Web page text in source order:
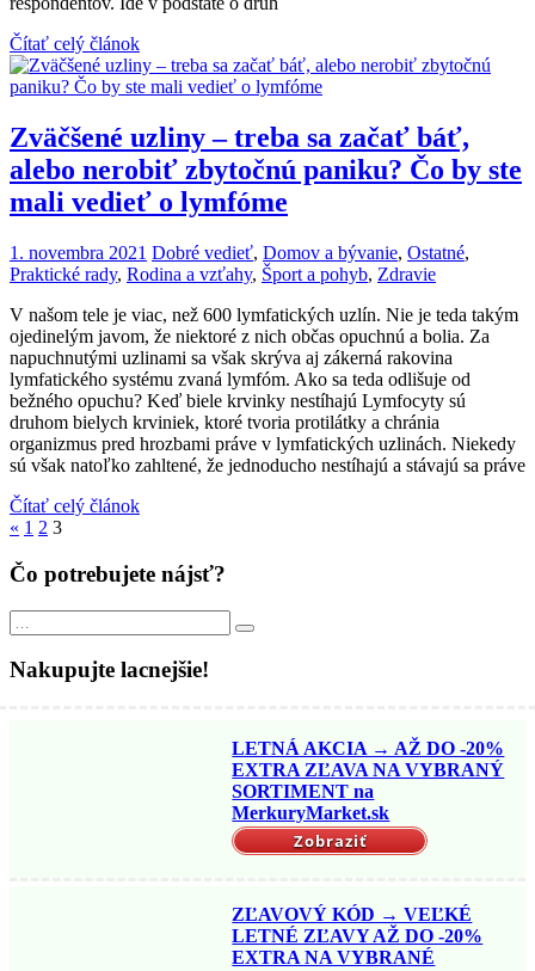
Čítať celý článok
Zväčšené uzliny – treba sa začať báť,
alebo nerobiť zbytočnú paniku? Čo by ste
mali vedieť o lymfóme
1. novembra 2021 Dobré vedieť, Domov a bývanie, Ostatné,
Praktické rady, Rodina a vzťahy, Šport a pohyb, Zdravie
V našom tele je viac, než 600 lymfatických uzlín. Nie je teda takým
ojedinelým javom, že niektoré z nich občas opuchnú a bolia. Za
napuchnutými uzlinami sa však skrýva aj zákerná rakovina
lymfatického systému zvaná lymfóm. Ako sa teda odlišuje od
bežného opuchu? Keď biele krvinky nestíhajú Lymfocyty sú
druhom bielych krviniek, ktoré tvoria protilátky a chránia
organizmus pred hrozbami práve v lymfatických uzlinách. Niekedy
sú však natoľko zahltené, že jednoducho nestíhajú a stávajú sa práve
Čítať celý článok
« Previous
1 2 3
Čo potrebujete nájsť?
for:
Search
Nakupujte lacnejšie!
LETNÁ AKCIA → AŽ DO -20%
EXTRA ZĽAVA NA VYBRANÝ
SORTIMENT na
MerkuryMarket.sk
Zobraziť
ZĽAVOVÝ KÓD → VEĽKÉ
LETNÉ ZĽAVY AŽ DO -20%
EXTRA NA VYBRANÉ